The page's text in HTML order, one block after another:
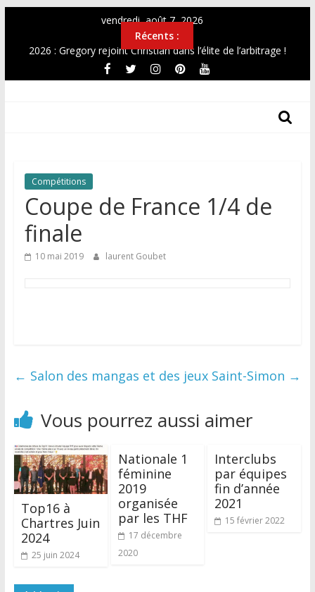
contenu
vendredi, août 7, 2026
Récents :
2026 : Gregory rejoint Christian dans l’élite de l’arbitrage !
Top12 féminin Mai 2026
Hauts-
De-
France
Compétitions
Coupe de France 1/4 de
finale
10 mai 2019 laurent Goubet
← Salon des mangas et des jeux Saint-Simon →
Vous pourrez aussi aimer
Top16 à
Chartres Juin
2024
25 juin 2024
Nationale 1
féminine
2019
organisée
par les THF
17 décembre
2020
Interclubs
par équipes
fin d’année
2021
15 février 2022